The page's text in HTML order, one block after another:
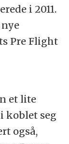
i 2011.
Pre Flight
et lite
koblet seg
også,